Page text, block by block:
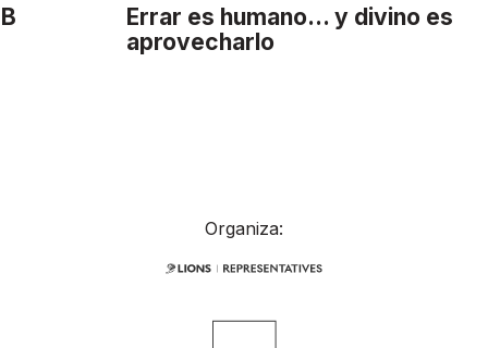
Errar es humano… y divino es
aprovecharlo
Organiza: